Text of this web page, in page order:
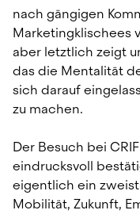
nach gängigen
Marketingklischees
aber letztlich zeigt
das die Mentalität
sich darauf
zu machen.
Der Besuch bei
eindrucksvoll
eigentlich ein
Mobilität, Zukunft,